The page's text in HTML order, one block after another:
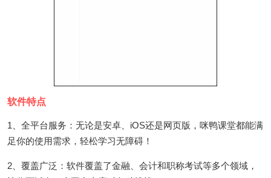
软件特点
1、全平台服务：无论是安卓、iOS还是网页版，咪鸭课堂都能满
足你的使用需求，轻松学习无障碍！
2、覆盖广泛：软件覆盖了金融、会计和职称考试等多个领域，